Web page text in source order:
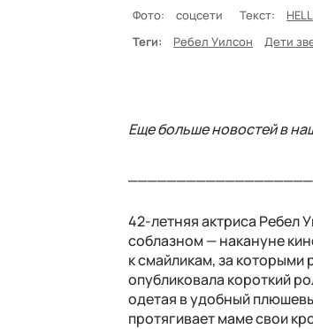
Фото: соцсети Текст:
Теги:
Ребел Уилсон Дети
Еще больше новостей в
42-летняя актриса Ребел
соблазном — накануне
к смайликам, за
опубликовала короткий
одетая в удобный
протягивает маме свои